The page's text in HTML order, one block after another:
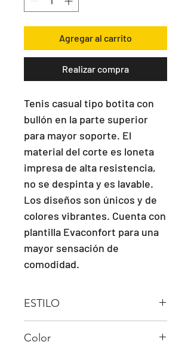
Agregar al carrito
Realizar compra
Tenis casual tipo botita con
bullón en la parte superior
para mayor soporte. El
material del corte es loneta
impresa de alta resistencia,
no se despinta y es lavable.
Los diseños son únicos y de
colores vibrantes. Cuenta con
plantilla Evaconfort para una
mayor sensación de
comodidad.
ESTILO
Color